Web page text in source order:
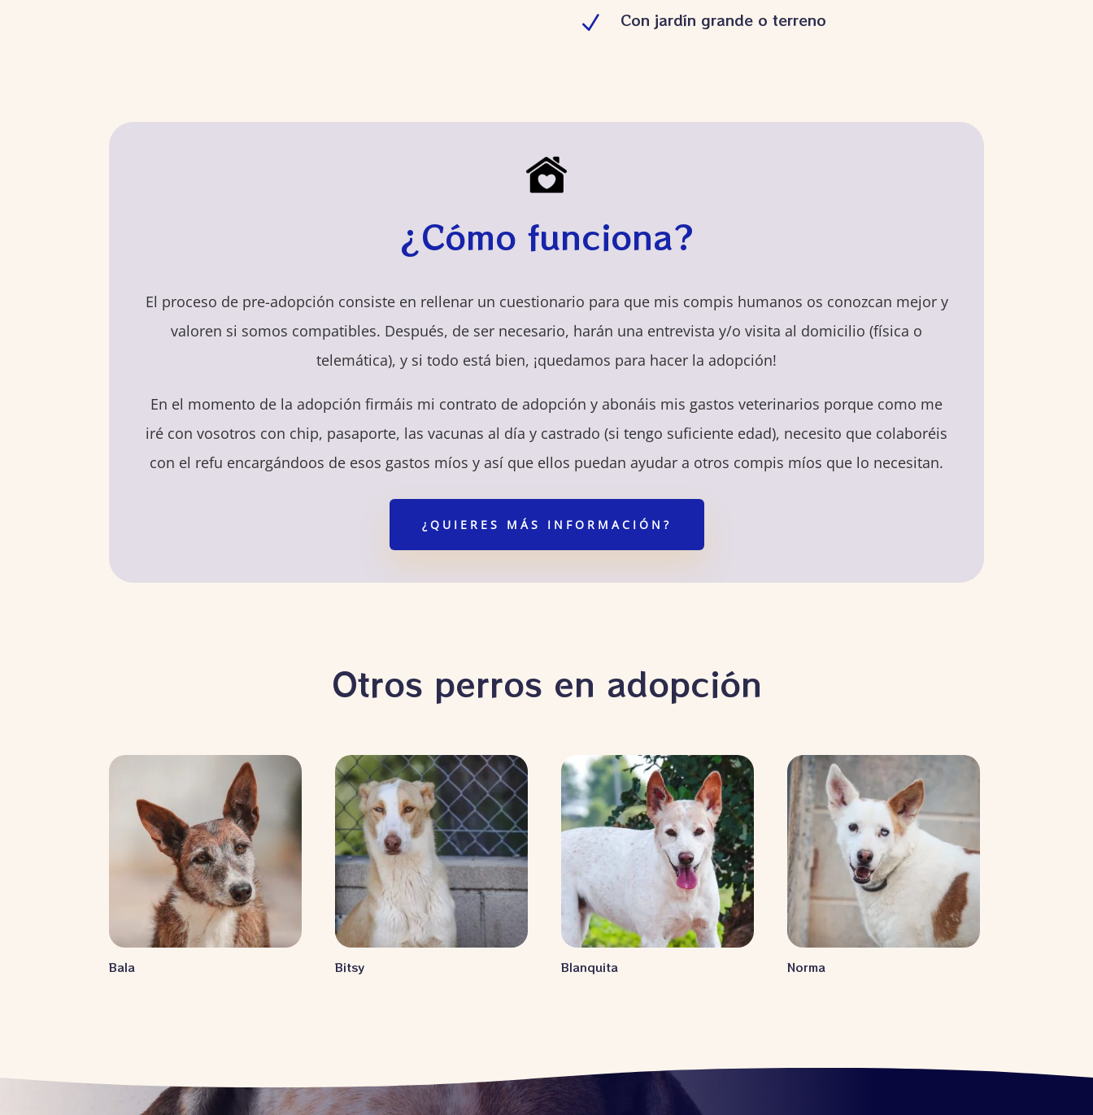
N Con jardín grande o terreno
¿Cómo funciona?
El proceso de pre-adopción consiste en rellenar un cuestionario para que mis compis humanos os conozcan mejor y
valoren si somos compatibles. Después, de ser necesario, harán una entrevista y/o visita al domicilio (física o
telemática), y si todo está bien, ¡quedamos para hacer la adopción!
En el momento de la adopción firmáis mi contrato de adopción y abonáis mis gastos veterinarios porque como me
iré con vosotros con chip, pasaporte, las vacunas al día y castrado (si tengo suficiente edad), necesito que colaboréis
con el refu encargándoos de esos gastos míos y así que ellos puedan ayudar a otros compis míos que lo necesitan.
¿QUIERES MÁS INFORMACIÓN?
Otros perros en adopción
Bala Bitsy Blanquita Norma